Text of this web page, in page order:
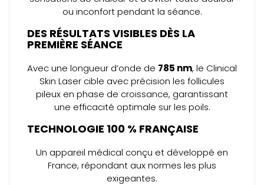
ou inconfort pendant la séance.
DES RÉSULTATS VISIBLES DÈS LA
PREMIÈRE SÉANCE
Avec une longueur d’onde de 785 nm, le Clinical
Skin Laser cible avec précision les follicules
pileux en phase de croissance, garantissant
une efficacité optimale sur les poils.
TECHNOLOGIE 100 % FRANÇAISE
Un appareil médical conçu et développé en
France, répondant aux normes les plus
exigeantes.